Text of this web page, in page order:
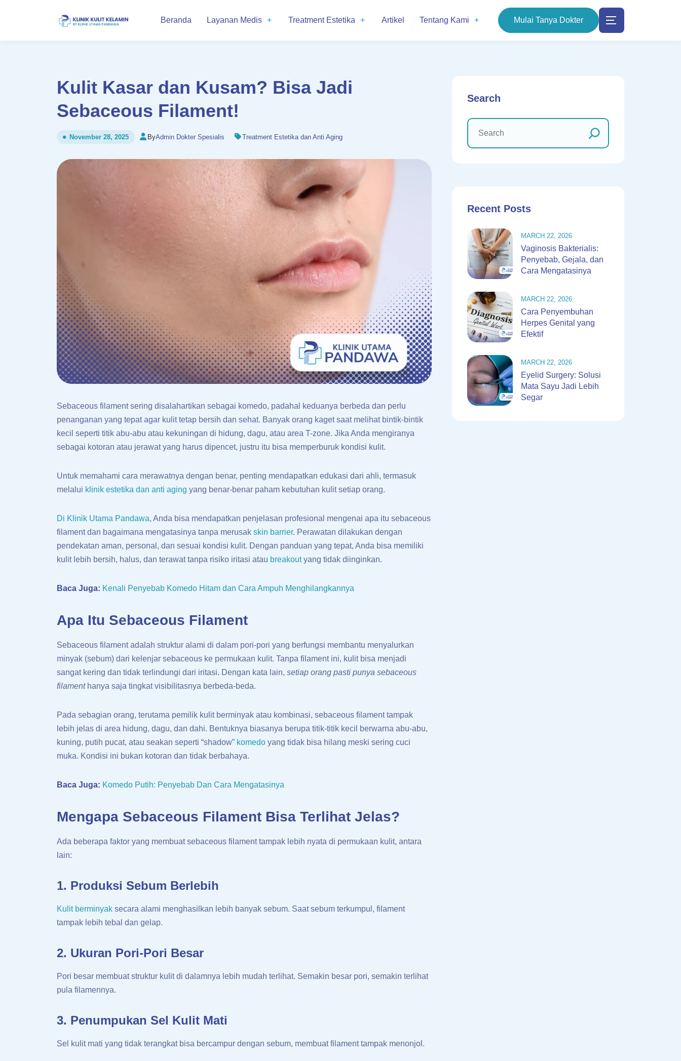
Beranda Layanan Medis Treatment Estetika Artikel Tentang Kami Mulai Tanya Dokter
Kulit Kasar dan Kusam? Bisa Jadi
Sebaceous Filament!
November 28, 2025 ByAdmin Dokter Spesialis Treatment Estetika dan Anti Aging
Sebaceous filament sering disalahartikan sebagai komedo, padahal keduanya berbeda dan perlu
penanganan yang tepat agar kulit tetap bersih dan sehat. Banyak orang kaget saat melihat bintik-bintik
kecil seperti titik abu-abu atau kekuningan di hidung, dagu, atau area T-zone. Jika Anda mengiranya
sebagai kotoran atau jerawat yang harus dipencet, justru itu bisa memperburuk kondisi kulit.
Untuk memahami cara merawatnya dengan benar, penting mendapatkan edukasi dari ahli, termasuk
melalui klinik estetika dan anti aging yang benar-benar paham kebutuhan kulit setiap orang.
Di Klinik Utama Pandawa, Anda bisa mendapatkan penjelasan profesional mengenai apa itu sebaceous
filament dan bagaimana mengatasinya tanpa merusak skin barrier. Perawatan dilakukan dengan
pendekatan aman, personal, dan sesuai kondisi kulit. Dengan panduan yang tepat, Anda bisa memiliki
kulit lebih bersih, halus, dan terawat tanpa risiko iritasi atau breakoutyang tidak diinginkan.
Baca Juga: Kenali Penyebab Komedo Hitam dan Cara Ampuh Menghilangkannya
Apa Itu Sebaceous Filament
Sebaceous filament adalah struktur alami di dalam pori-pori yang berfungsi membantu menyalurkan
minyak (sebum) dari kelenjar sebaceous ke permukaan kulit. Tanpa filament ini, kulit bisa menjadi
sangat kering dan tidak terlindungi dari iritasi. Dengan kata lain, setiap orang pasti punya sebaceous
filamenthanya saja tingkat visibilitasnya berbeda-beda.
Pada sebagian orang, terutama pemilik kulit berminyak atau kombinasi, sebaceous filament tampak
lebih jelas di area hidung, dagu, dan dahi. Bentuknya biasanya berupa titik-titik kecil berwarna abu-abu,
kuning, putih pucat, atau seakan seperti “shadow” komedo yang tidak bisa hilang meski sering cuci
muka. Kondisi ini bukan kotoran dan tidak berbahaya.
Baca Juga: Komedo Putih: Penyebab Dan Cara Mengatasinya
Mengapa Sebaceous Filament Bisa Terlihat Jelas?
Ada beberapa faktor yang membuat sebaceous filament tampak lebih nyata di permukaan kulit, antara
lain:
1. Produksi Sebum Berlebih
Kulit berminyak secara alami menghasilkan lebih banyak sebum. Saat sebum terkumpul, filament
tampak lebih tebal dan gelap.
2. Ukuran Pori-Pori Besar
Pori besar membuat struktur kulit di dalamnya lebih mudah terlihat. Semakin besar pori, semakin terlihat
pula filamennya.
3. Penumpukan Sel Kulit Mati
Sel kulit mati yang tidak terangkat bisa bercampur dengan sebum, membuat filament tampak menonjol.
Search
Recent Posts
MARCH 22, 2026
Vaginosis Bakterialis:
Penyebab, Gejala, dan
Cara Mengatasinya
MARCH 22, 2026
Cara Penyembuhan
Herpes Genital yang
Efektif
MARCH 22, 2026
Eyelid Surgery: Solusi
Mata Sayu Jadi Lebih
Segar